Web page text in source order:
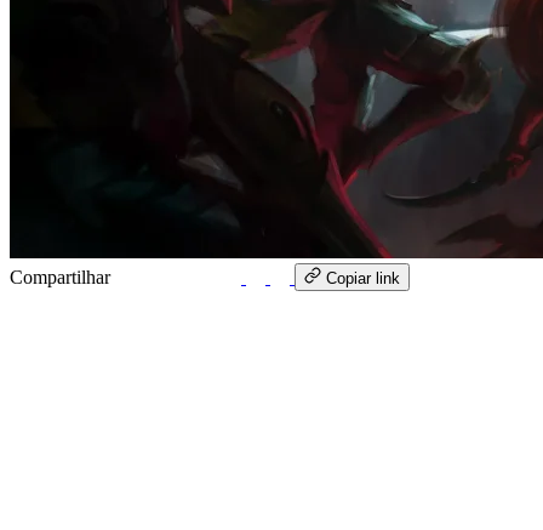
Compartilhar Copiar link